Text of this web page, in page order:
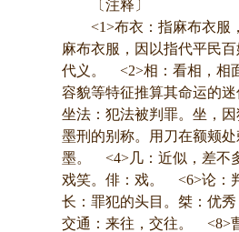
〔注释〕
<1>布衣：指麻布衣服
麻布衣服，因以指代平民
代义。 <2>相：看相，相
容貌等特征推算其命运的
坐法：犯法被判罪。坐，
墨刑的别称。用刀在额颊
墨。 <4>几：近似，差不
戏笑。俳：戏。 <6>论：
长：罪犯的头目。桀：优秀
交通：来往，交往。 <8>